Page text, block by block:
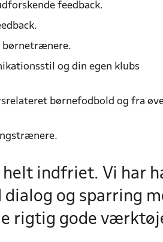
feedback.
børnetrænere.
og din egen klubs
børnefodbold og fra
indfriet. Vi har
og sparring
rigtig gode